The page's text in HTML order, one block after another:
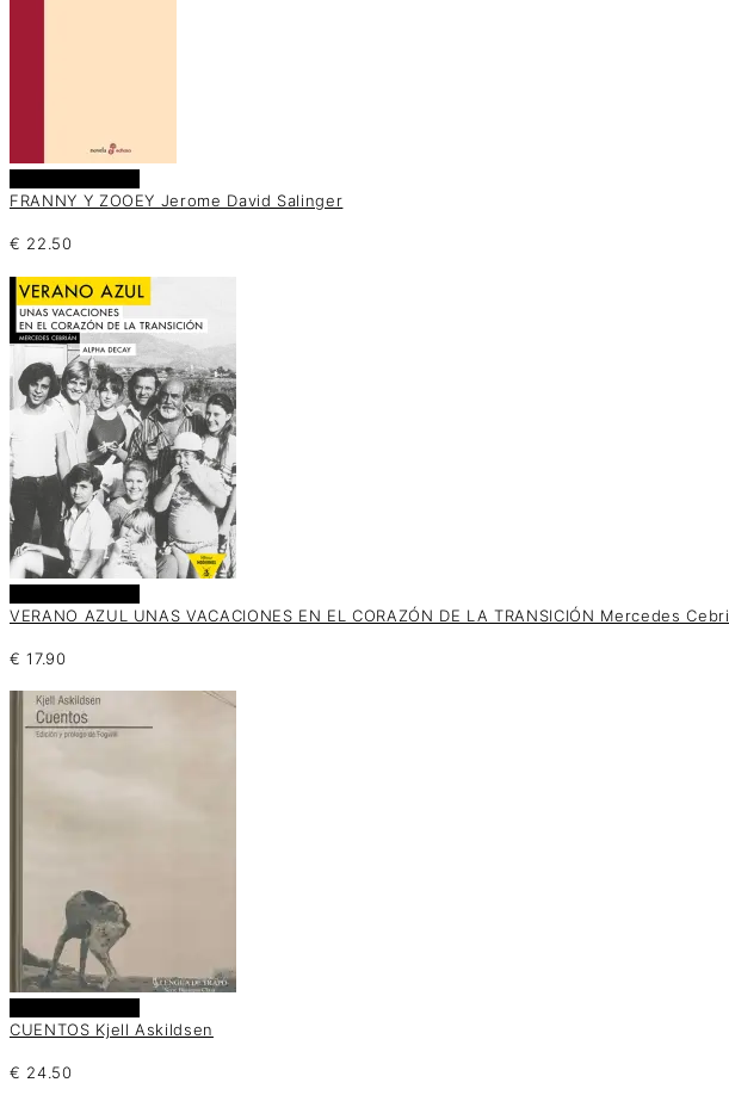
FRANNY Y ZOOEY Jerome David Salinger
€ 22.50
VERANO AZUL UNAS VACACIONES EN EL CORAZÓN DE LA TRANSICIÓN Mercedes
€ 17.90
CUENTOS Kjell Askildsen
€ 24.50